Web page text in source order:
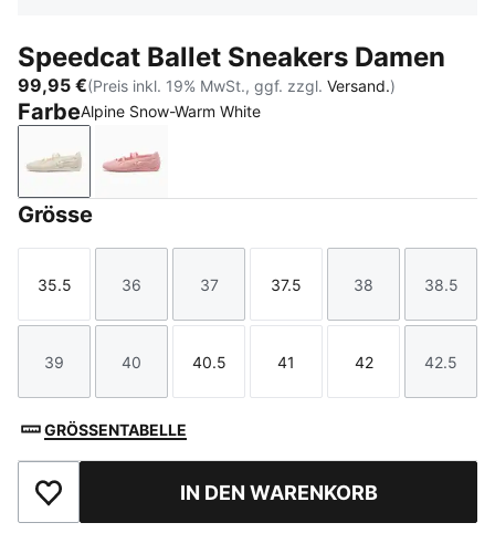
Speedcat Ballet Sneakers Damen
99,95 €(Preis inkl. 19% MwSt., ggf. zzgl. Versand.)
FarbeAlpine Snow-Warm White
Alpine Snow-Warm White
Rosy Outlook-Warm White
Grösse
Größe
35.5
Größe
36
Größe
37
Größe
37.5
Größe
38
Größe
38.5
Größe
39
Größe
40
Größe
40.5
Größe
41
Größe
42
Größe
42.5
GRÖSSENTABELLE
Zu Favoriten hinzufügenIN DEN WARENKORB